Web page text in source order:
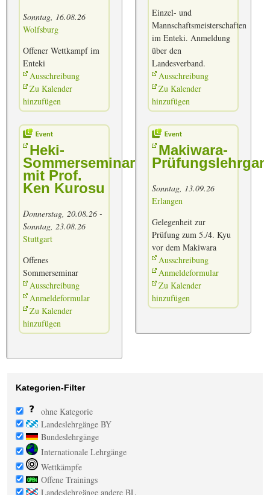
Sonntag, 16.08.26
Wolfsburg
Offener Wettkampf im
Enteki
Ausschreibung
Zu Kalender
hinzufügen
Heki-
Sommerseminar
mit Prof.
Ken Kurosu
Donnerstag, 20.08.26 -
Sonntag, 23.08.26
Stuttgart
Offenes
Sommerseminar
Ausschreibung
Anmeldeformular
Zu Kalender
hinzufügen
Einzel- und
Mannschaftsmeisterschaften
im Enteki. Anmeldung
über den
Landesverband.
Ausschreibung
Zu Kalender
hinzufügen
Makiwara-
Sonntag, 13.09.26
Erlangen
Gelegenheit zur
Prüfung zum 5./4. Kyu
vor dem Makiwara
Ausschreibung
Anmeldeformular
Zu Kalender
hinzufügen
Kategorien-Filter
ohne Kategorie
Landeslehrgänge BY
Bundeslehrgänge
Internationale Lehrgänge
Wettkämpfe
Offene Trainings
Landeslehrgänge andere BL